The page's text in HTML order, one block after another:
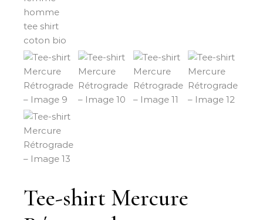
Tee-shirt Mercure